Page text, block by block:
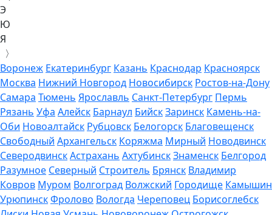
Э
Ю
Я
〉
Воронеж Екатеринбург Казань Краснодар Красноярск
Москва Нижний Новгород Новосибирск Ростов-на-Дону
Самара Тюмень Ярославль Санкт-Петербург Пермь
Рязань Уфа Алейск Барнаул БийскЗаринск Камень-на-
Оби Новоалтайск Рубцовск Белогорск Благовещенск
Свободный Архангельск Коряжма Мирный Новодвинск
СеверодвинскАстрахань АхтубинскЗнаменск Белгород
Разумное Северный Строитель Брянск Владимир
Ковров Муром Волгоград Волжский Городище Камышин
УрюпинскФролово Вологда Череповец Борисоглебск